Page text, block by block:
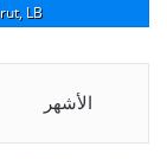
مختلف
مستجدّة
LB
الأشهر